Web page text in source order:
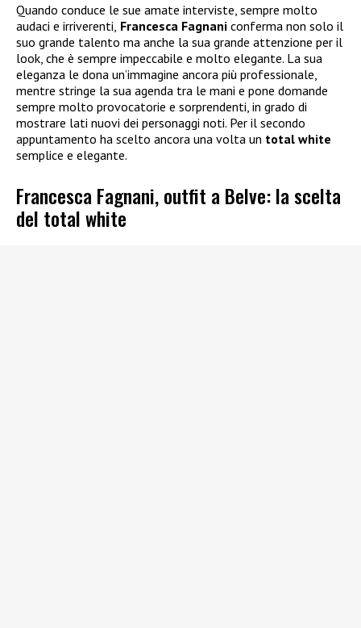
Quando conduce le sue amate interviste, sempre molto
audaci e irriverenti, Francesca Fagnani conferma non solo il
suo grande talento ma anche la sua grande attenzione per il
look, che è sempre impeccabile e molto elegante. La sua
eleganza le dona un’immagine ancora più professionale,
mentre stringe la sua agenda tra le mani e pone domande
sempre molto provocatorie e sorprendenti, in grado di
mostrare lati nuovi dei personaggi noti. Per il secondo
appuntamento ha scelto ancora una volta un total white
semplice e elegante.
Francesca Fagnani, outfit a Belve: la scelta
del total white